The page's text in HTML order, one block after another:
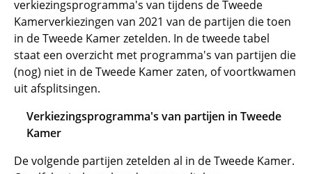
verkiezingsprogramma's van tijdens de Tweede
Kamerverkiezingen van 2021 van de partijen die toen
in de Tweede Kamer zetelden. In de tweede tabel
staat een overzicht met programma's van partijen die
(nog) niet in de Tweede Kamer zaten, of voortkwamen
uit afsplitsingen.
Verkiezingsprogramma's van partijen in Tweede
Kamer
De volgende partijen zetelden al in de Tweede Kamer.